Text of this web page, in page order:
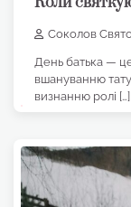
Соколов
День батька —
вшануванню
визнанню ролі […]